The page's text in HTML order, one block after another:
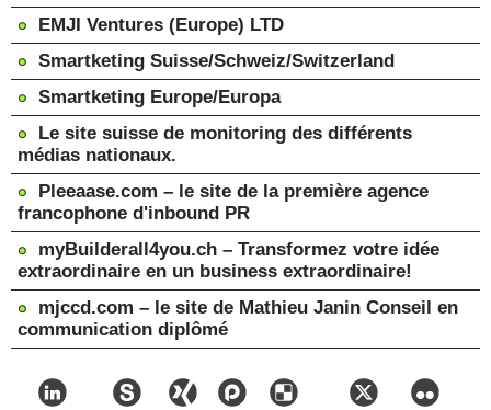
EMJI Ventures (Europe) LTD
Smartketing Suisse/Schweiz/Switzerland
Smartketing Europe/Europa
Le site suisse de monitoring des différents
médias nationaux.
Pleeaase.com – le site de la première agence
francophone d'inbound PR
myBuilderall4you.ch – Transformez votre idée
extraordinaire en un business extraordinaire!
mjccd.com – le site de Mathieu Janin Conseil en
communication diplômé